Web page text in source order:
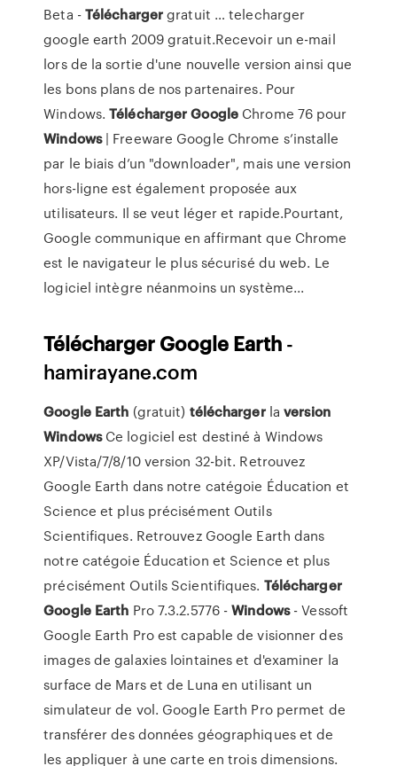
Beta -Téléchargergratuit … telecharger
google earth 2009 gratuit.Recevoir un e-mail
lors de la sortie d'une nouvelle version ainsi que
les bons plans de nos partenaires. Pour
Windows.Télécharger Google Chrome 76 pour
Windows| Freeware Google Chrome s’installe
par le biais d’un "downloader", mais une version
hors-ligne est également proposée aux
utilisateurs. Il se veut léger et rapide.Pourtant,
Google communique en affirmant que Chrome
est le navigateur le plus sécurisé du web. Le
logiciel intègre néanmoins un système...
Télécharger Google Earth -
hamirayane.com
Google Earth (gratuit) téléchargerlaversion
WindowsCe logiciel est destiné à Windows
XP/Vista/7/8/10 version 32-bit. Retrouvez
Google Earth dans notre catégoie Éducation et
Science et plus précisément Outils
Scientifiques. Retrouvez Google Earth dans
notre catégoie Éducation et Science et plus
précisément Outils Scientifiques. Télécharger
Google Earth Pro 7.3.2.5776 -Windows- Vessoft
Google Earth Pro est capable de visionner des
images de galaxies lointaines et d'examiner la
surface de Mars et de Luna en utilisant un
simulateur de vol. Google Earth Pro permet de
transférer des données géographiques et de
les appliquer à une carte en trois dimensions.